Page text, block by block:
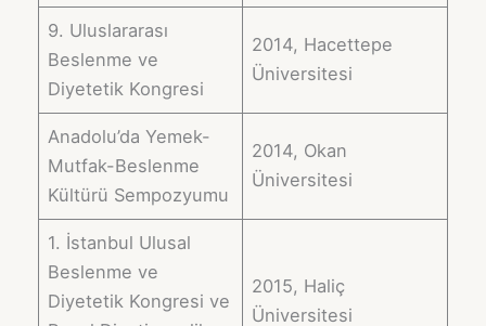
9. Uluslararası
Beslenme ve
Diyetetik Kongresi
2014, Hacettepe
Üniversitesi
Anadolu’da Yemek-
Mutfak-Beslenme
Kültürü Sempozyumu
2014, Okan
Üniversitesi
1. İstanbul Ulusal
Beslenme ve
Diyetetik Kongresi ve
2015, Haliç
Üniversitesi